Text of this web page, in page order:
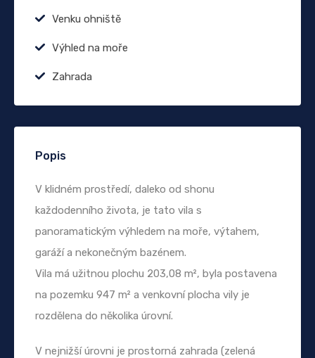
Venku ohniště
Výhled na moře
Zahrada
Popis
V klidném prostředí, daleko od shonu
každodenního života, je tato vila s
panoramatickým výhledem na moře, výtahem,
garáží a nekonečným bazénem.
Vila má užitnou plochu 203,08 m², byla postavena
na pozemku 947 m² a venkovní plocha vily je
rozdělena do několika úrovní.
V nejnižší úrovni je prostorná zahrada (zelená